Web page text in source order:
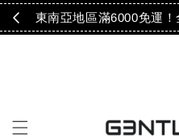
！ 東南亞地區滿6000免運！